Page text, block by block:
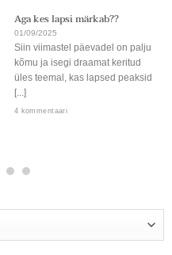
Aga kes lapsi märkab??
01/09/2025
Siin viimastel päevadel on palju
kõmu ja isegi draamat keritud
üles teemal, kas lapsed peaksid
[...]
4 kommentaari